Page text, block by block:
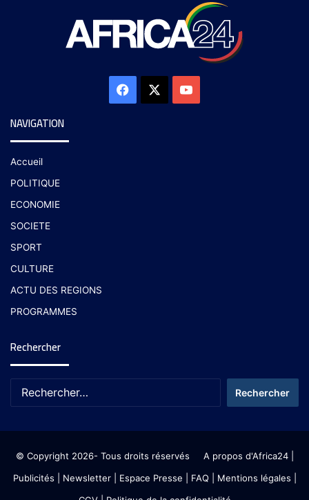
NAVIGATION
Accueil
POLITIQUE
ECONOMIE
SOCIETE
SPORT
CULTURE
ACTU DES REGIONS
PROGRAMMES
Rechercher
© Copyright 2026- Tous droits réservés A propos d'Africa24|
Publicités
Newsletter| Espace Presse | FAQ | Mentions légales